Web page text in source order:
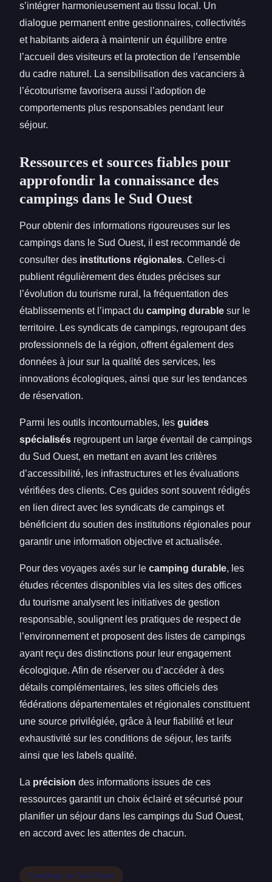
s’intégrer harmonieusement au tissu local. Un
dialogue permanent entre gestionnaires, collectivités
et habitants aidera à maintenir un équilibre entre
l’accueil des visiteurs et la protection de l’ensemble
du cadre naturel. La sensibilisation des vacanciers à
l’écotourisme favorisera aussi l’adoption de
comportements plus responsables pendant leur
séjour.
Ressources et sources fiables pour
approfondir la connaissance des
campings dans le Sud Ouest
Pour obtenir des informations rigoureuses sur les
campings dans le Sud Ouest, il est recommandé de
consulter des institutions régionales. Celles-ci
publient régulièrement des études précises sur
l’évolution du tourisme rural, la fréquentation des
établissements et l’impact du camping durable sur le
territoire. Les syndicats de campings, regroupant des
professionnels de la région, offrent également des
données à jour sur la qualité des services, les
innovations écologiques, ainsi que sur les tendances
de réservation.
Parmi les outils incontournables, les guides
spécialisés regroupent un large éventail de campings
du Sud Ouest, en mettant en avant les critères
d’accessibilité, les infrastructures et les évaluations
vérifiées des clients. Ces guides sont souvent rédigés
en lien direct avec les syndicats de campings et
bénéficient du soutien des institutions régionales pour
garantir une information objective et actualisée.
Pour des voyages axés sur le camping durable, les
études récentes disponibles via les sites des offices
du tourisme analysent les initiatives de gestion
responsable, soulignent les pratiques de respect de
l’environnement et proposent des listes de campings
ayant reçu des distinctions pour leur engagement
écologique. Afin de réserver ou d’accéder à des
détails complémentaires, les sites officiels des
fédérations départementales et régionales constituent
une source privilégiée, grâce à leur fiabilité et leur
exhaustivité sur les conditions de séjour, les tarifs
ainsi que les labels qualité.
La précision des informations issues de ces
ressources garantit un choix éclairé et sécurisé pour
planifier un séjour dans les campings du Sud Ouest,
en accord avec les attentes de chacun.
Campings du Sud Ouest